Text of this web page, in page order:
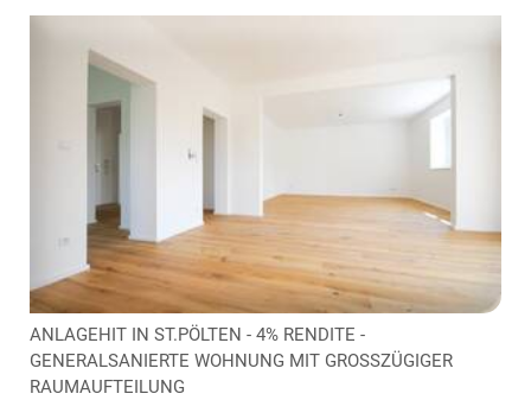
ANLAGEHIT IN ST.PÖLTEN - 4% RENDITE -
GENERALSANIERTE WOHNUNG MIT GROSSZÜGIGER
RAUMAUFTEILUNG